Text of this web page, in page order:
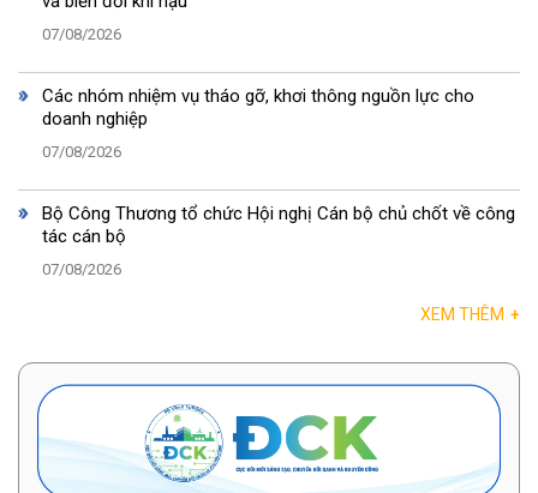
07/08/2026
Các nhóm nhiệm vụ tháo gỡ, khơi thông nguồn lực cho
doanh nghiệp
07/08/2026
Bộ Công Thương tổ chức Hội nghị Cán bộ chủ chốt về công
tác cán bộ
07/08/2026
XEM THÊM +